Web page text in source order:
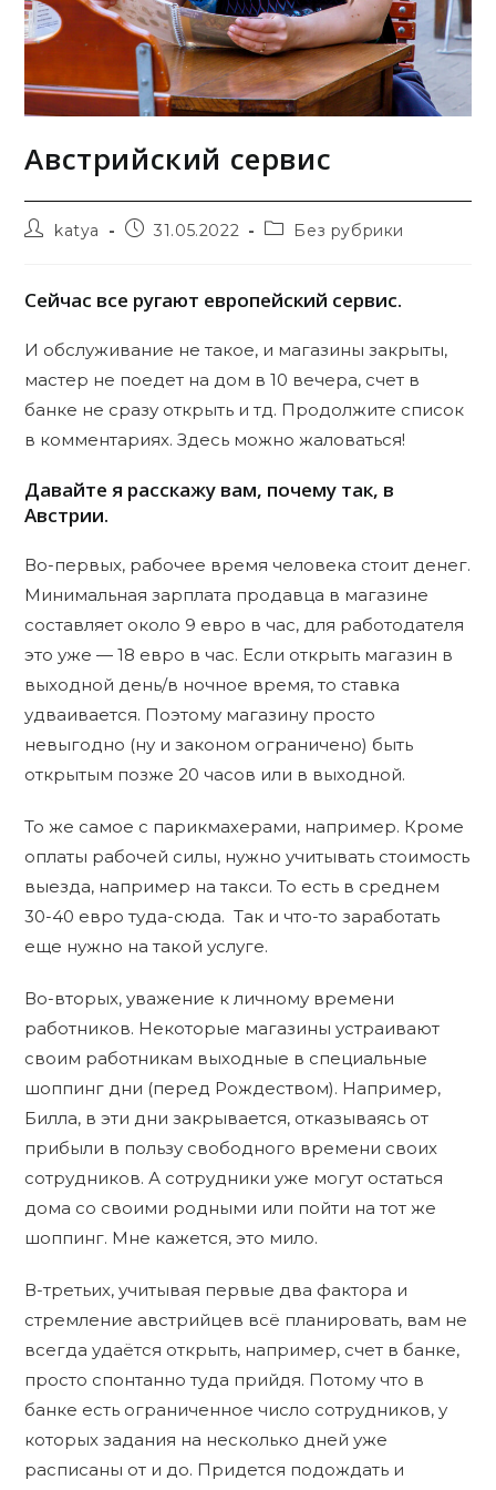
Австрийский сервис
Авторkatya
Запись31.05.2022
Рубрика
Без рубрики
Сейчас все ругают европейский сервис.
И обслуживание не такое, и магазины закрыты,
мастер не поедет на дом в 10 вечера, счет в
банке не сразу открыть и тд. Продолжите список
в комментариях. Здесь можно жаловаться!
Давайте я расскажу вам, почему так, в
Австрии.
Во-первых, рабочее время человека стоит денег.
Минимальная зарплата продавца в магазине
составляет около 9 евро в час, для работодателя
это уже — 18 евро в час. Если открыть магазин в
выходной день/в ночное время, то ставка
удваивается. Поэтому магазину просто
невыгодно (ну и законом ограничено) быть
открытым позже 20 часов или в выходной.
То же самое с парикмахерами, например. Кроме
оплаты рабочей силы, нужно учитывать стоимость
выезда, например на такси. То есть в среднем
30-40 евро туда-сюда. Так и что-то заработать
еще нужно на такой услуге.
Во-вторых, уважение к личному времени
работников. Некоторые магазины устраивают
своим работникам выходные в специальные
шоппинг дни (перед Рождеством). Например,
Билла, в эти дни закрывается, отказываясь от
прибыли в пользу свободного времени своих
сотрудников. А сотрудники уже могут остаться
дома со своими родными или пойти на тот же
шоппинг. Мне кажется, это мило.
В-третьих, учитывая первые два фактора и
стремление австрийцев всё планировать, вам не
всегда удаётся открыть, например, счет в банке,
просто спонтанно туда прийдя. Потому что в
банке есть ограниченное число сотрудников, у
которых задания на несколько дней уже
расписаны от и до. Придется подождать и